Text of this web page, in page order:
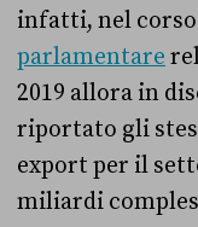
infatti, nel corso
parlamentare
2019 allora in
riportato gli
export per il
miliardi